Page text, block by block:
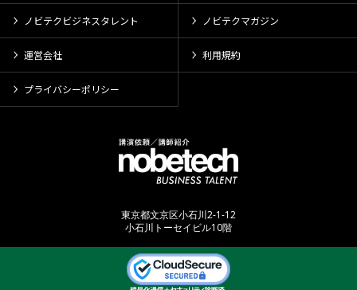
ノビテクビジネスタレント ノビテクマガジン
運営会社 利用規約
プライバシーポリシー
東京都文京区小石川2-1-12
小石川トーセイビル10階